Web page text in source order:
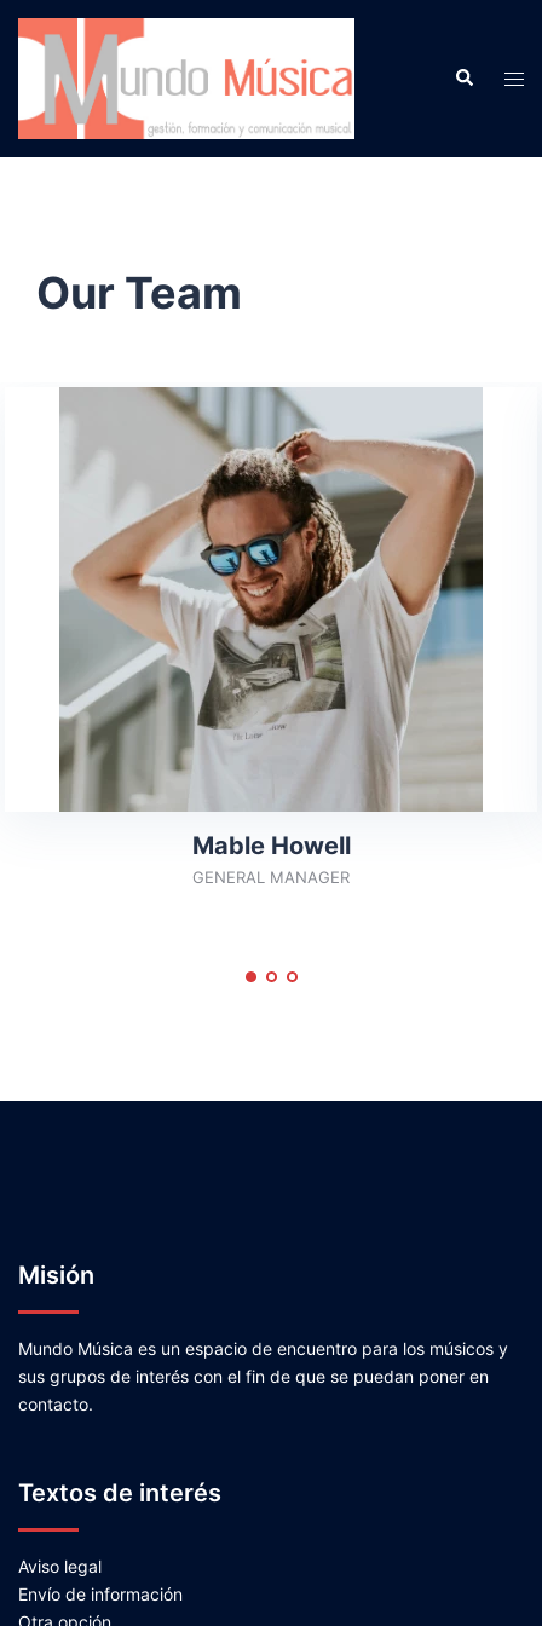
Our Team
Mable Howell
GENERAL MANAGER
Misión
Mundo Música es un espacio de encuentro para los músicos y
sus grupos de interés con el fin de que se puedan poner en
contacto.
Textos de interés
Aviso legal
Envío de información
Otra opción